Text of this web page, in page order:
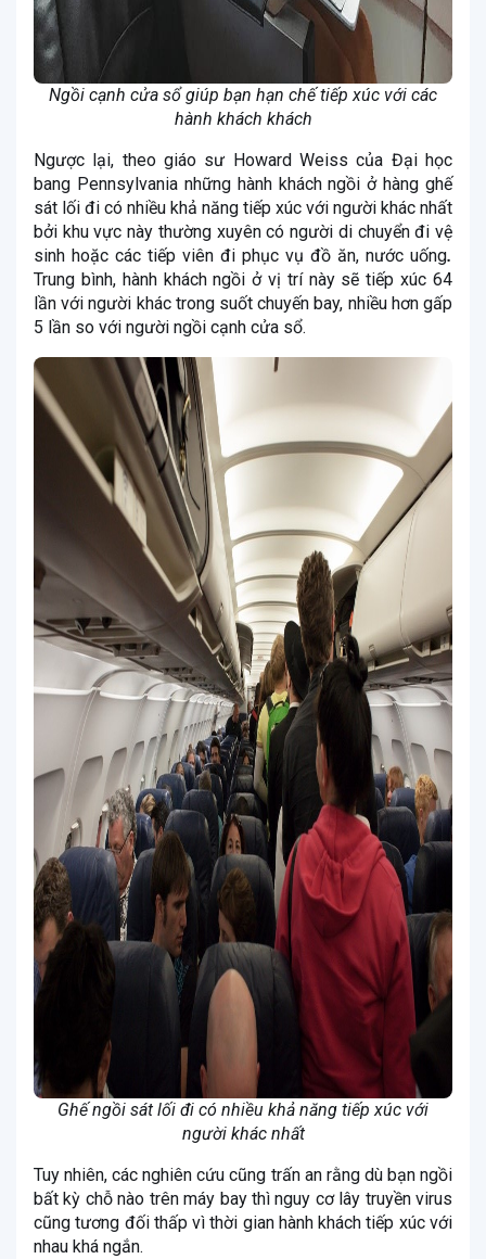
Ngồi cạnh cửa sổ giúp bạn hạn chế tiếp xúc với các
hành khách khách
Ngược lại, theo giáo sư Howard Weiss của Đại học
bang Pennsylvania những hành khách ngồi ở hàng ghế
sát lối đi có nhiều khả năng tiếp xúc với người khác nhất
bởi khu vực này thường xuyên có người di chuyển đi vệ
sinh hoặc các tiếp viên đi phục vụ đồ ăn, nước uống.
Trung bình, hành khách ngồi ở vị trí này sẽ tiếp xúc 64
lần với người khác trong suốt chuyến bay, nhiều hơn gấp
5 lần so với người ngồi cạnh cửa sổ.
Ghế ngồi sát lối đi có nhiều khả năng tiếp xúc với
người khác nhất
Tuy nhiên, các nghiên cứu cũng trấn an rằng dù bạn ngồi
bất kỳ chỗ nào trên máy bay thì nguy cơ lây truyền virus
cũng tương đối thấp vì thời gian hành khách tiếp xúc với
nhau khá ngắn.